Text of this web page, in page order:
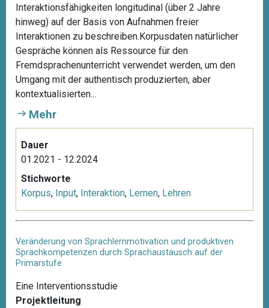
Interaktionsfähigkeiten longitudinal (über 2 Jahre
hinweg) auf der Basis von Aufnahmen freier
Interaktionen zu beschreiben.Korpusdaten natürlicher
Gespräche können als Ressource für den
Fremdsprachenunterricht verwendet werden, um den
Umgang mit der authentisch produzierten, aber
kontextualisierten...
Mehr
Dauer
01.2021 - 12.2024
Stichworte
Korpus, Input, Interaktion, Lernen, Lehren
Veränderung von Sprachlernmotivation und produktiven
Sprachkompetenzen durch Sprachaustausch auf der
Primarstufe
Eine Interventionsstudie
Projektleitung